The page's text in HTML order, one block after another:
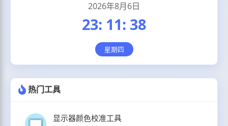
2026年8月6日
23: 11: 39
星期四
热门工具
显示器颜色校准工具